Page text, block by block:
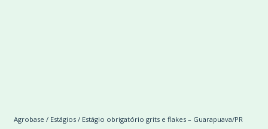
Agrobase / Estágios / Estágio obrigatório grits e flakes – Guarapuava/PR